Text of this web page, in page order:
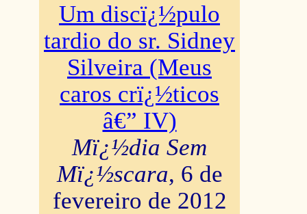
Um discï¿½pulo
tardio do sr. Sidney
Silveira (Meus
caros crï¿½ticos
â€” IV)
Mï¿½dia Sem
Mï¿½scara, 6 de
fevereiro de 2012